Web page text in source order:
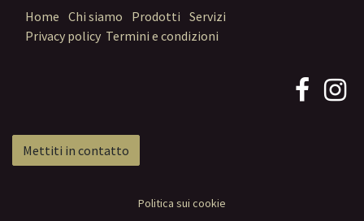
Home Chi siamo Prodotti Servizi
Privacy policy Termini e condizioni
Mettiti in contatto
Politica sui cookie